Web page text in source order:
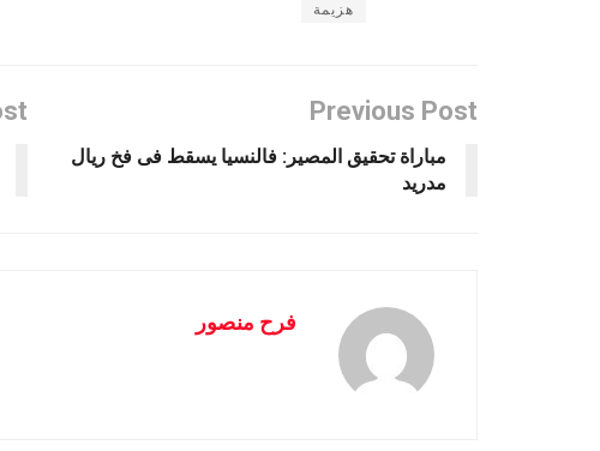
هزيمة
Previous Post
مباراة تحقيق المصير: فالنسيا يسقط فى فخ ريال
مدريد
فرح منصور